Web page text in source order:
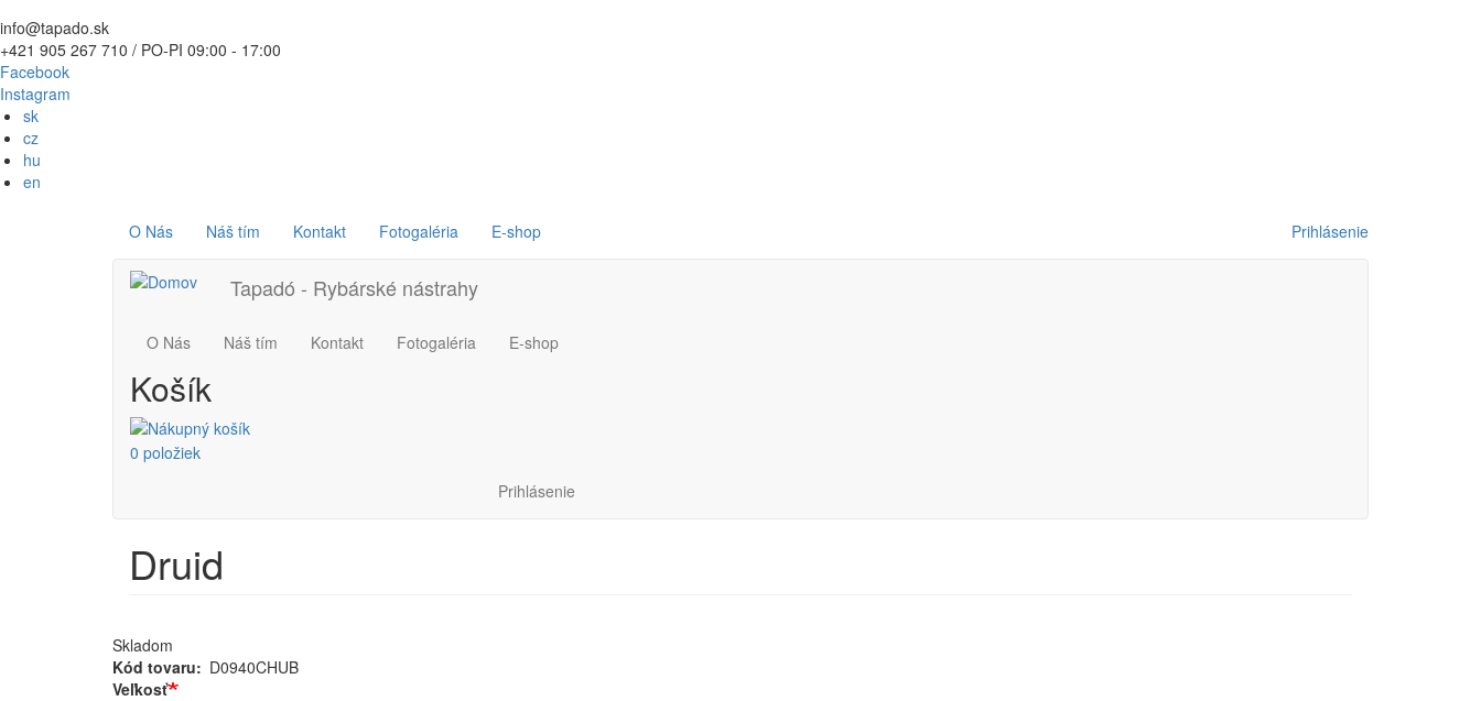
Skočiť
na
hlavný
obsah
info@tapado.sk
+421 905 267 710 / PO-PI 09:00 - 17:00
Facebook
Instagram
sk
cz
hu
en
Používateľské
menu
Prihlásenie
Main
navigation
O Nás Náš tím Kontakt Fotogaléria E-shop
Tapadó - Rybárské nástrahy
Main
navigation
O Nás Náš tím Kontakt Fotogaléria E-shop
Košík
0 položiek
menu
Prihlásenie
Druid
Skladom
Kód tovaru
D0940CHUB
Veľkosť